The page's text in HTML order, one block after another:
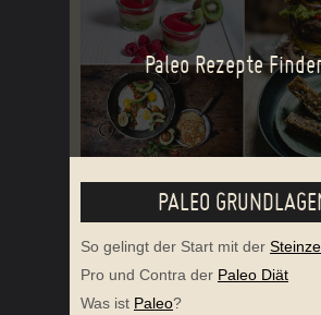
Paleo Rezepte
PALEO
So gelingt der Start mit der
Pro und Contra der Paleo Diät
Was ist Paleo?